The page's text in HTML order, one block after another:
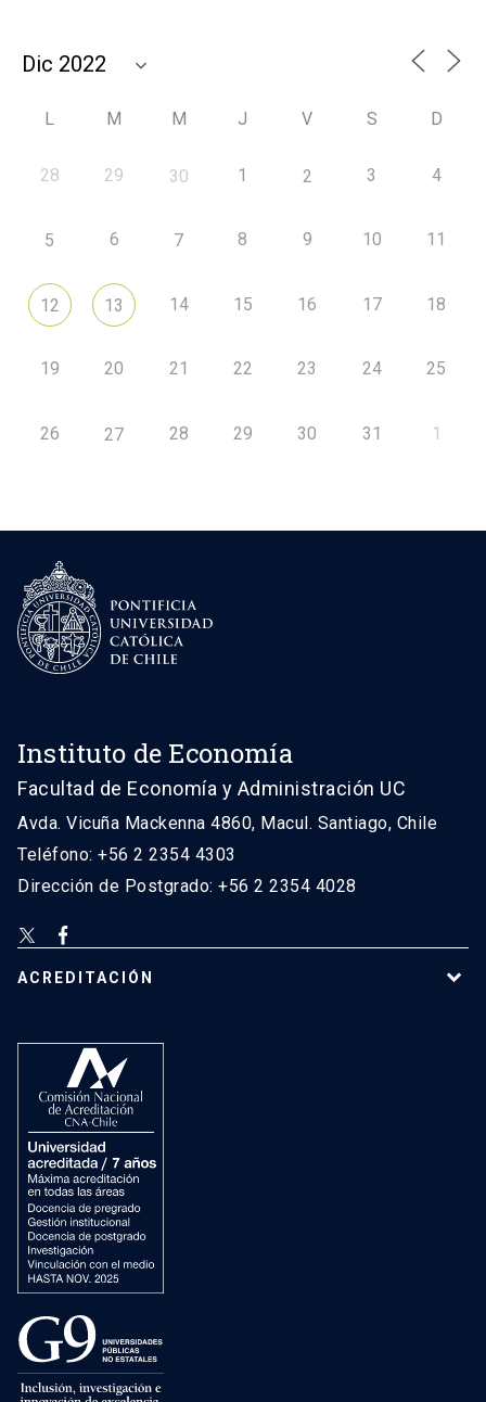
L M M J V S D
28 29 30 1 2 3 4
5 6 7 8 9 10 11
12 13 14 15 16 17 18
19 20 21 22 23 24 25
26 27 28 29 30 31 1
Instituto de Economía
Facultad de Economía y Administración UC
Avda. Vicuña Mackenna 4860, Macul. Santiago, Chile
Teléfono: +56 2 2354 4303
Dirección de Postgrado: +56 2 2354 4028
ACREDITACIÓN